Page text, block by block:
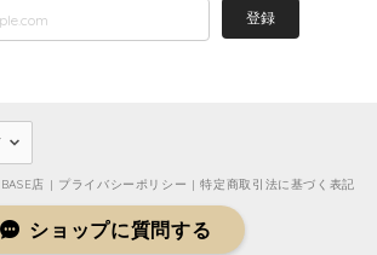
登録
店 | プライバシーポリシー |特定商取引法に基づく表記
ショップに質問する